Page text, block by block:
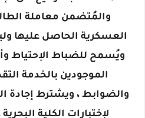
والمُتضمن معاملة
العسكرية الحاصل عليها
ويُسمح للضباط الإحتياط
الموجودين بالخدمة
والضوابط ، ويشترط
لإختبارات الكلية